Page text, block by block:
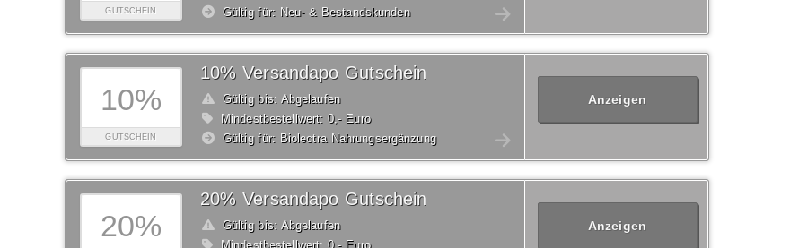
GUTSCHEIN
Gültig für: Neu- & Bestandskunden
10%
GUTSCHEIN
10% Versandapo Gutschein
Gültig bis: Abgelaufen
Mindestbestellwert: 0,- Euro
Gültig für: Biolectra Nahrungsergänzung
Anzeigen
20%
20% Versandapo Gutschein
Gültig bis: Abgelaufen
Mindestbestellwert: 0,- Euro
Anzeigen